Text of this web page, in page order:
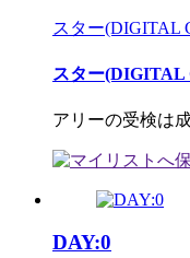
スター(DIGITAL
スター(DIGITAL
アリーの受検は
DAY:0